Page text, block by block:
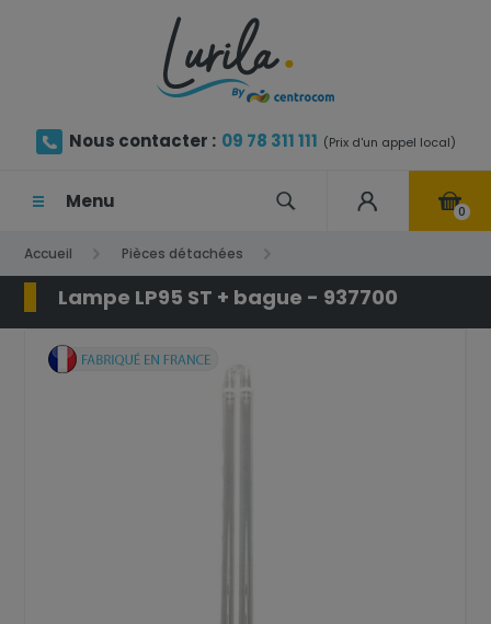
Nous contacter : 09 78 311 111 (Prix d'un appel local)
Menu 0
Accueil Pièces détachées
Lampe LP95 ST + bague - 937700
Lampe LP95 ST + bague - 937700